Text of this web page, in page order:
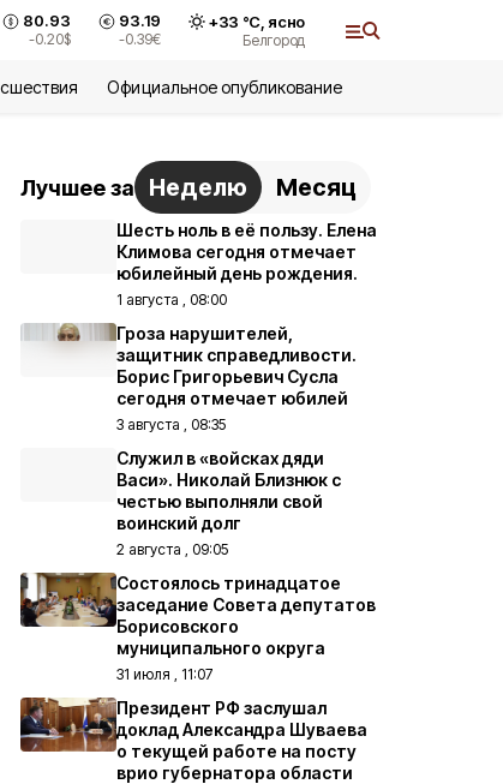
80.93
-0.20$
93.19
-0.39€
+33 °С, ясно
Белгород
Официальное опубликование
Лучшее за Неделю Месяц
Шесть ноль в её пользу. Елена
Климова сегодня отмечает
юбилейный день рождения.
1 августа , 08:00
Гроза нарушителей,
защитник справедливости.
Борис Григорьевич Сусла
сегодня отмечает юбилей
3 августа , 08:35
Служил в «войсках дяди
Васи». Николай Близнюк с
честью выполняли свой
воинский долг
2 августа , 09:05
Состоялось тринадцатое
заседание Совета депутатов
Борисовского
муниципального округа
31 июля , 11:07
Президент РФ заслушал
доклад Александра Шуваева
о текущей работе на посту
врио губернатора области